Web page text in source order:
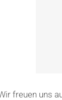
freuen uns